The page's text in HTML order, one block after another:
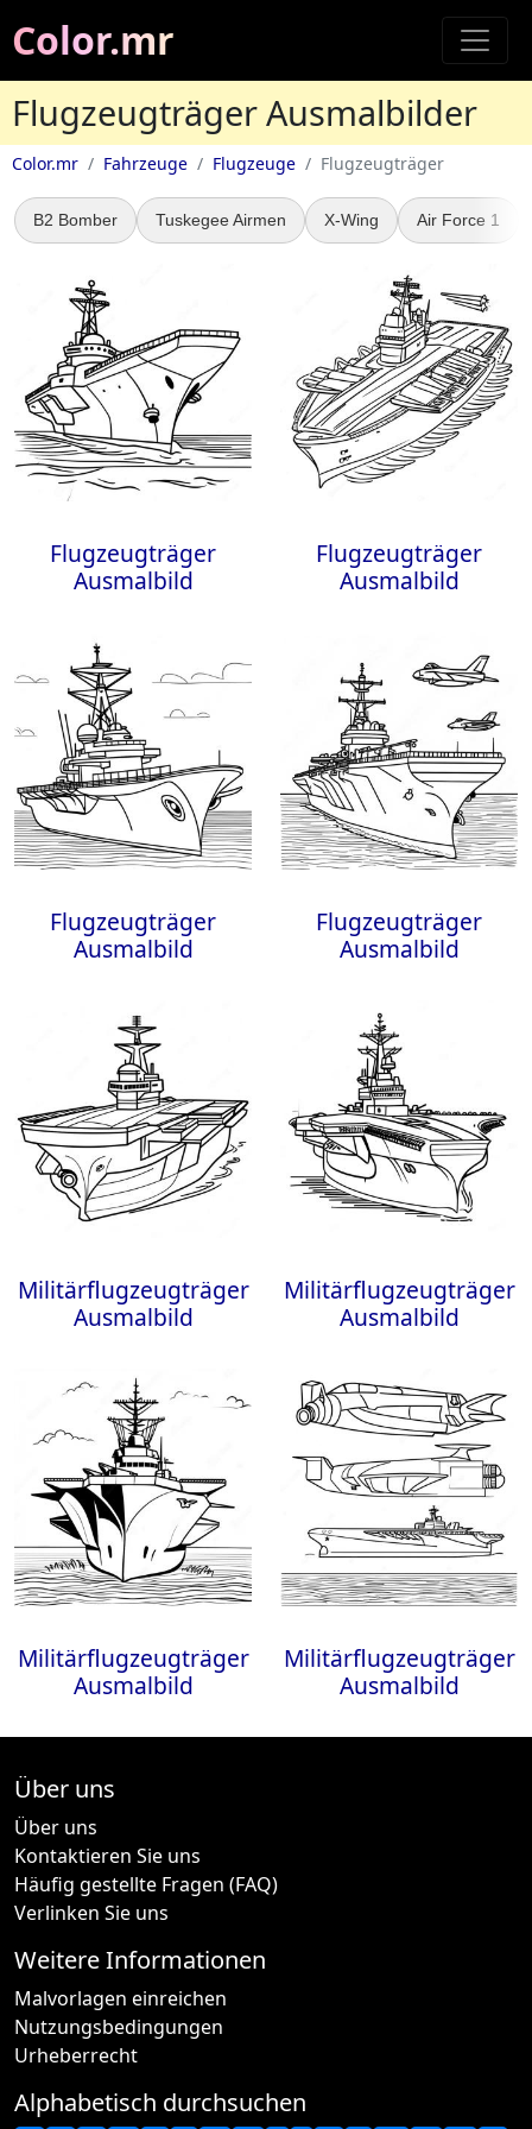
Color.mr
Flugzeugträger Ausmalbilder
Color.mr Fahrzeuge Flugzeuge Flugzeugträger
B2 Bomber Tuskegee Airmen X-Wing Air Force 1
Flugzeugträger
Ausmalbild
Flugzeugträger
Ausmalbild
Flugzeugträger
Ausmalbild
Flugzeugträger
Ausmalbild
Militärflugzeugträger
Ausmalbild
Militärflugzeugträger
Ausmalbild
Militärflugzeugträger
Ausmalbild
Militärflugzeugträger
Ausmalbild
Über uns
Über uns
Kontaktieren Sie uns
Häufig gestellte Fragen (FAQ)
Verlinken Sie uns
Weitere Informationen
Malvorlagen einreichen
Nutzungsbedingungen
Urheberrecht
Alphabetisch durchsuchen